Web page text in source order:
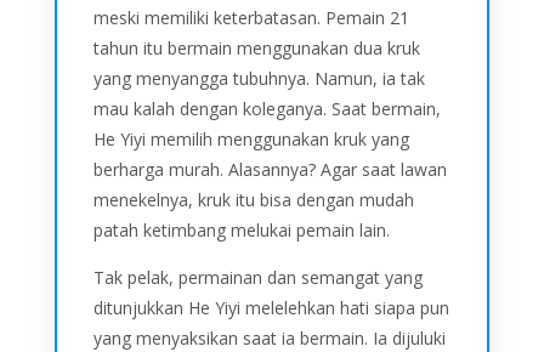
meski memiliki keterbatasan. Pemain 21
tahun itu bermain menggunakan dua kruk
yang menyangga tubuhnya. Namun, ia tak
mau kalah dengan koleganya. Saat bermain,
He Yiyi memilih menggunakan kruk yang
berharga murah. Alasannya? Agar saat lawan
menekelnya, kruk itu bisa dengan mudah
patah ketimbang melukai pemain lain.
Tak pelak, permainan dan semangat yang
ditunjukkan He Yiyi melelehkan hati siapa pun
yang menyaksikan saat ia bermain. Ia dijuluki